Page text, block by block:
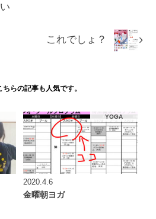
これでしょ？
ちらの記事も人気です。
YOGA
2020.4.6
金曜朝ヨガ